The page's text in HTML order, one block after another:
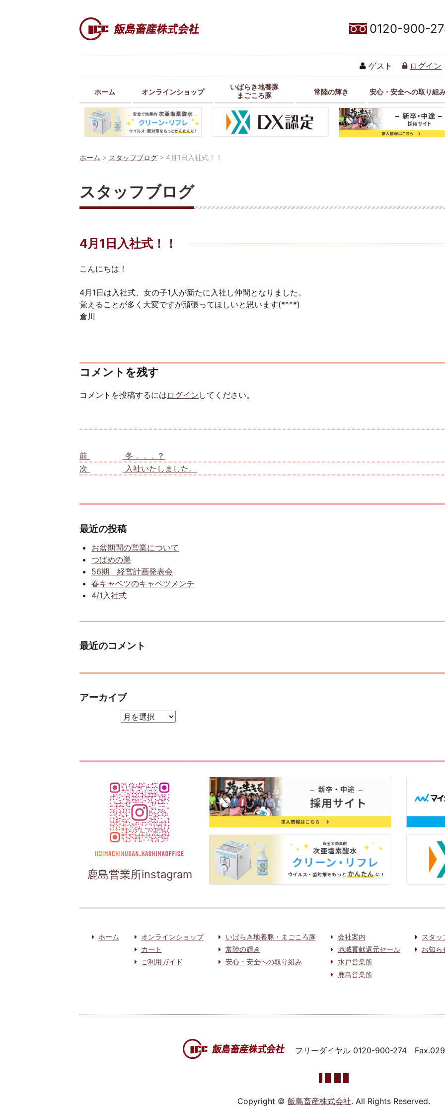
0120-900-
ゲスト ログイン
ホーム オンラインショップ
いばらき地養豚
まごころ豚
常陸の輝き 安心・安全への取り組
ホーム > スタッフブログ > 4月1日入社式！！
スタッフブログ
4月1日入社式！！
こんにちは！
4月1日は入社式、女の子1人が新たに入社し仲間となりました。
覚えることが多く大変ですが頑張ってほしいと思います(*^^*)
倉川
コメントを残す
コメントを投稿するには ログイン してください。
前
冬．．．？
次
入社いたしました。
最近の投稿
お盆期間の営業について
つばめの巣
56期 経営計画発表会
春キャベツのキャベツメンチ
4/1入社式
最近のコメント
アーカイブ
鹿島営業所instagram
ホーム
オンラインショップ
カート
ご利用ガイド
いばらき地養豚・まごころ豚
常陸の輝き
安心・安全への取り組み
会社案内
地域貢献還元セール
水戸営業所
鹿島営業所
スタッ
お知ら
フリーダイヤル 0120-900-274
Copyright © 飯島畜産株式会社. All Rights Reserved.